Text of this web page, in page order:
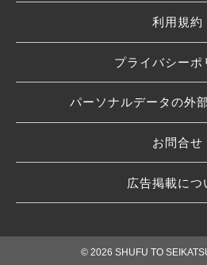
利用規約
プライバシーポ
パーソナルデータの外
お問合せ
広告掲載につ
© 2026 SHUFU TO